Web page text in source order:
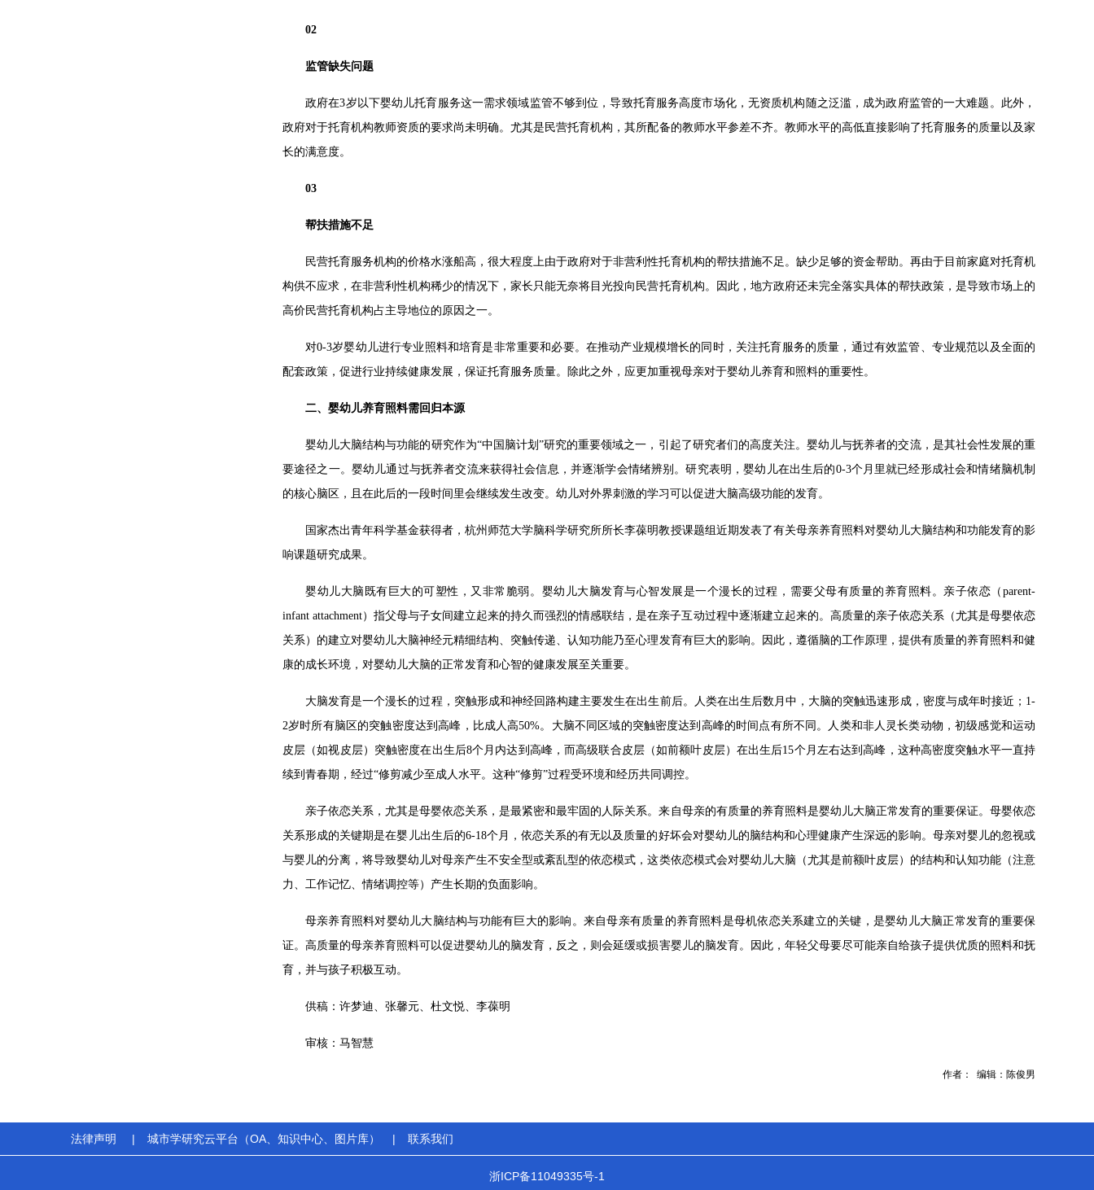
02
监管缺失问题
政府在3岁以下婴幼儿托育服务这一需求领域监管不够到位，导致托育服务高度市场化，无资质机构随之泛滥，成为政府监管的一大难题。此外，
政府对于托育机构教师资质的要求尚未明确。尤其是民营托育机构，其所配备的教师水平参差不齐。教师水平的高低直接影响了托育服务的质量以及家
长的满意度。
03
帮扶措施不足
民营托育服务机构的价格水涨船高，很大程度上由于政府对于非营利性托育机构的帮扶措施不足。缺少足够的资金帮助。再由于目前家庭对托育机
构供不应求，在非营利性机构稀少的情况下，家长只能无奈将目光投向民营托育机构。因此，地方政府还未完全落实具体的帮扶政策，是导致市场上的
高价民营托育机构占主导地位的原因之一。
对0-3岁婴幼儿进行专业照料和培育是非常重要和必要。在推动产业规模增长的同时，关注托育服务的质量，通过有效监管、专业规范以及全面的
配套政策，促进行业持续健康发展，保证托育服务质量。除此之外，应更加重视母亲对于婴幼儿养育和照料的重要性。
二、婴幼儿养育照料需回归本源
婴幼儿大脑结构与功能的研究作为“中国脑计划”研究的重要领域之一，引起了研究者们的高度关注。婴幼儿与抚养者的交流，是其社会性发展的重
要途径之一。婴幼儿通过与抚养者交流来获得社会信息，并逐渐学会情绪辨别。研究表明，婴幼儿在出生后的0-3个月里就已经形成社会和情绪脑机制
的核心脑区，且在此后的一段时间里会继续发生改变。幼儿对外界刺激的学习可以促进大脑高级功能的发育。
国家杰出青年科学基金获得者，杭州师范大学脑科学研究所所长李葆明教授课题组近期发表了有关母亲养育照料对婴幼儿大脑结构和功能发育的影
响课题研究成果。
婴幼儿大脑既有巨大的可塑性，又非常脆弱。婴幼儿大脑发育与心智发展是一个漫长的过程，需要父母有质量的养育照料。亲子依恋（parent-
infant attachment）指父母与子女间建立起来的持久而强烈的情感联结，是在亲子互动过程中逐渐建立起来的。高质量的亲子依恋关系（尤其是母婴依恋
关系）的建立对婴幼儿大脑神经元精细结构、突触传递、认知功能乃至心理发育有巨大的影响。因此，遵循脑的工作原理，提供有质量的养育照料和健
康的成长环境，对婴幼儿大脑的正常发育和心智的健康发展至关重要。
大脑发育是一个漫长的过程，突触形成和神经回路构建主要发生在出生前后。人类在出生后数月中，大脑的突触迅速形成，密度与成年时接近；1-
2岁时所有脑区的突触密度达到高峰，比成人高50%。大脑不同区域的突触密度达到高峰的时间点有所不同。人类和非人灵长类动物，初级感觉和运动
皮层（如视皮层）突触密度在出生后8个月内达到高峰，而高级联合皮层（如前额叶皮层）在出生后15个月左右达到高峰，这种高密度突触水平一直持
续到青春期，经过“修剪减少至成人水平。这种“修剪”过程受环境和经历共同调控。
亲子依恋关系，尤其是母婴依恋关系，是最紧密和最牢固的人际关系。来自母亲的有质量的养育照料是婴幼儿大脑正常发育的重要保证。母婴依恋
关系形成的关键期是在婴儿出生后的6-18个月，依恋关系的有无以及质量的好坏会对婴幼儿的脑结构和心理健康产生深远的影响。母亲对婴儿的忽视或
与婴儿的分离，将导致婴幼儿对母亲产生不安全型或紊乱型的依恋模式，这类依恋模式会对婴幼儿大脑（尤其是前额叶皮层）的结构和认知功能（注意
力、工作记忆、情绪调控等）产生长期的负面影响。
母亲养育照料对婴幼儿大脑结构与功能有巨大的影响。来自母亲有质量的养育照料是母机依恋关系建立的关键，是婴幼儿大脑正常发育的重要保
证。高质量的母亲养育照料可以促进婴幼儿的脑发育，反之，则会延缓或损害婴儿的脑发育。因此，年轻父母要尽可能亲自给孩子提供优质的照料和抚
育，并与孩子积极互动。
供稿：许梦迪、张馨元、杜文悦、李葆明
审核：马智慧
作者： 编辑：陈俊男
法律声明 | 城市学研究云平台（OA、知识中心、图片库） | 联系我们
浙ICP备11049335号-1